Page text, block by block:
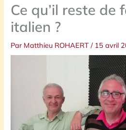
Ce qu’il reste de
italien ?
Par Matthieu ROHAERT/ 15 avril